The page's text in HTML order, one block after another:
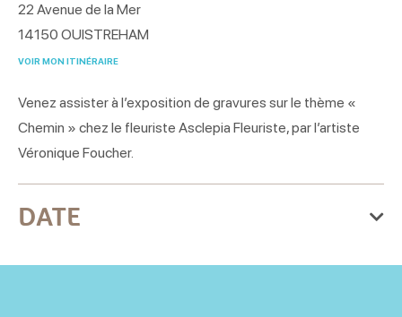
22 Avenue de la Mer
14150 OUISTREHAM
VOIR MON ITINÉRAIRE
Venez assister à l’exposition de gravures sur le thème «
Chemin » chez le fleuriste Asclepia Fleuriste, par l’artiste
Véronique Foucher.
DATE
Du mercredi 01 juillet 2026